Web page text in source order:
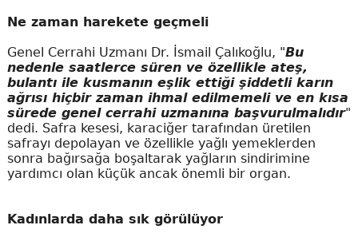
Ne zaman harekete geçmeli
Genel Cerrahi Uzmanı Dr. İsmail Çalıkoğlu, "Bu
nedenle saatlerce süren ve özellikle ateş,
bulantı ile kusmanın eşlik ettiği şiddetli karın
ağrısı hiçbir zaman ihmal edilmemeli ve en kısa
sürede genel cerrahi uzmanına başvurulmalıdır"
dedi. Safra kesesi, karaciğer tarafından üretilen
safrayı depolayan ve özellikle yağlı yemeklerden
sonra bağırsağa boşaltarak yağların sindirimine
yardımcı olan küçük ancak önemli bir organ.
Kadınlarda daha sık görülüyor